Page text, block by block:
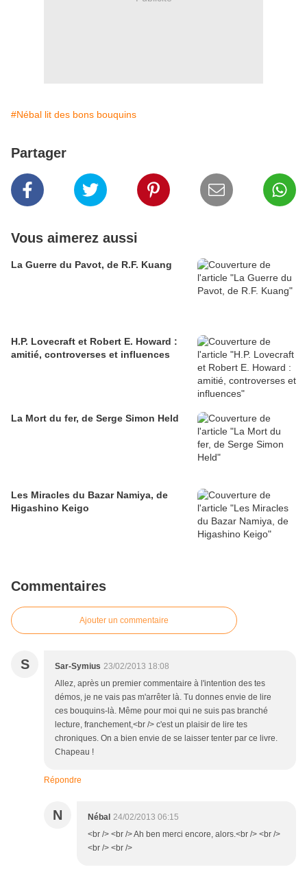
#Nébal lit des bons bouquins
Partager
Vous aimerez aussi
La Guerre du Pavot, de R.F. Kuang
H.P. Lovecraft et Robert E. Howard :
amitié, controverses et influences
La Mort du fer, de Serge Simon Held
Les Miracles du Bazar Namiya, de
Higashino Keigo
Commentaires
Ajouter un commentaire
S Sar-Symius 23/02/2013 18:08
Allez, après un premier commentaire à l'intention des tes
démos, je ne vais pas m'arrêter là. Tu donnes envie de lire
ces bouquins-là. Même pour moi qui ne suis pas branché
lecture, franchement,<br /> c'est un plaisir de lire tes
chroniques. On a bien envie de se laisser tenter par ce livre.
Chapeau !
Répondre
N Nébal 24/02/2013 06:15
<br /> <br /> Ah ben merci encore, alors.<br /> <br />
<br /> <br />